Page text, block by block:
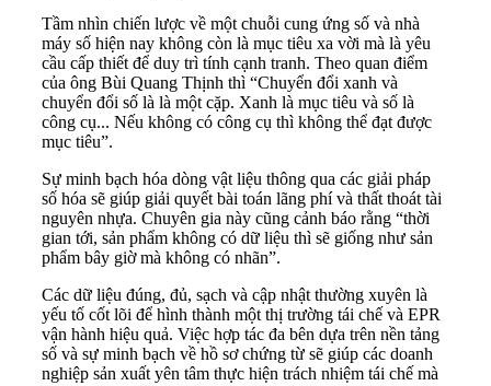
Tầm nhìn chiến lược về một chuỗi cung ứng số và nhà
máy số hiện nay không còn là mục tiêu xa vời mà là yêu
cầu cấp thiết để duy trì tính cạnh tranh. Theo quan điểm
của ông Bùi Quang Thịnh thì “Chuyển đổi xanh và
chuyển đổi số là là một cặp. Xanh là mục tiêu và số là
công cụ... Nếu không có công cụ thì không thể đạt được
mục tiêu”.
Sự minh bạch hóa dòng vật liệu thông qua các giải pháp
số hóa sẽ giúp giải quyết bài toán lãng phí và thất thoát tài
nguyên nhựa. Chuyên gia này cũng cảnh báo rằng “thời
gian tới, sản phẩm không có dữ liệu thì sẽ giống như sản
phẩm bây giờ mà không có nhãn”.
Các dữ liệu đúng, đủ, sạch và cập nhật thường xuyên là
yếu tố cốt lõi để hình thành một thị trường tái chế và EPR
vận hành hiệu quả. Việc hợp tác đa bên dựa trên nền tảng
số và sự minh bạch về hồ sơ chứng từ sẽ giúp các doanh
nghiệp sản xuất yên tâm thực hiện trách nhiệm tái chế mà